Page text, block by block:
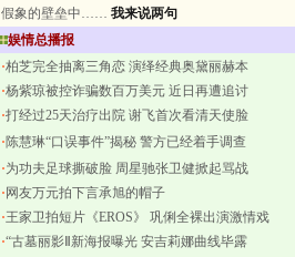
假象的壁垒中…… 我来说两句
娱情总播报
·柏芝完全抽离三角恋 演绎经典奥黛丽赫本
·杨紫琼被控诈骗数百万美元 近日再遭追讨
·打经过25天治疗出院 谢飞首次看清天使脸
·陈慧琳“口误事件”揭秘 警方已经着手调查
·为功夫足球撕破脸 周星驰张卫健掀起骂战
· 网友万元拍下言承旭的帽子
·王家卫拍短片《EROS》 巩俐全裸出演激情戏
·“古墓丽影Ⅱ新海报曝光 安吉莉娜曲线毕露